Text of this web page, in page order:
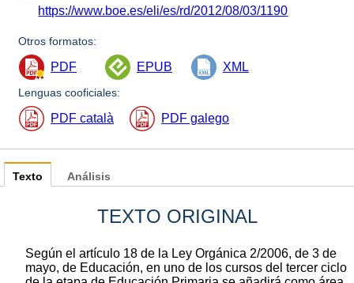
https://www.boe.es/eli/es/rd/2012/08/03/1190
Otros formatos:
PDF EPUB XML
Lenguas cooficiales:
PDF català PDF galego
Texto
TEXTO ORIGINAL
Según el artículo 18 de la Ley Orgánica 2/2006, de 3 de
mayo, de Educación, en uno de los cursos del tercer ciclo
Análisis